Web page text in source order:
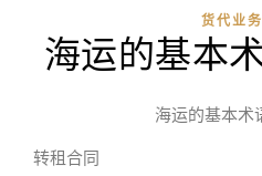
货代业
海运的基本
海运的基本术
转租合同